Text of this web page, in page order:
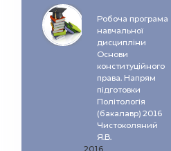
Робоча програма
навчальної
дисципліни
Основи
конституційного
права. Напрям
підготовки
Політологія
(бакалавр) 2016
Чистоколяний
Я.В.
2016